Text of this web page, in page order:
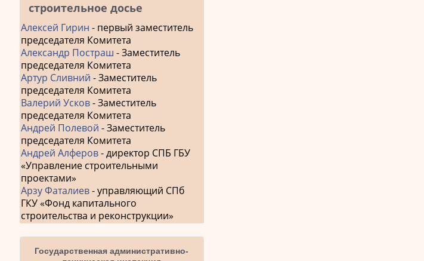
строительное досье
Алексей Гирин - первый заместитель
председателя Комитета
Александр Постраш - Заместитель
председателя Комитета
Артур Сливний - Заместитель
председателя Комитета
Валерий Усков- Заместитель
председателя Комитета
Андрей Полевой - Заместитель
председателя Комитета
Андрей Алферов- директор СПБ ГБУ
«Управление строительными
проектами»
Арзу Фаталиев- управляющий СПб
ГКУ «Фонд капитального
строительства и реконструкции»
Государственная административно-